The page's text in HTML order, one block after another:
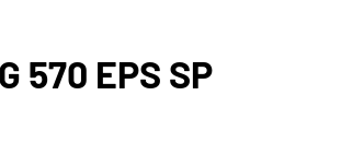
570 EPS SP